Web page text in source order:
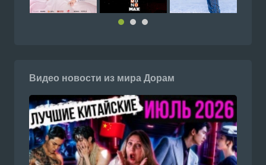
Видео новости из мира Дорам